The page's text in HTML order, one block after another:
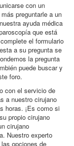
con un
preguntarle a un
ayuda médica
que está
el formulario
a su pregunta se
la pregunta
puede buscar y
foro.
con el servicio de
a nuestro cirujano
horas. ¡Es como si
propio cirujano
cirujano
Nuestro experto
opciones de